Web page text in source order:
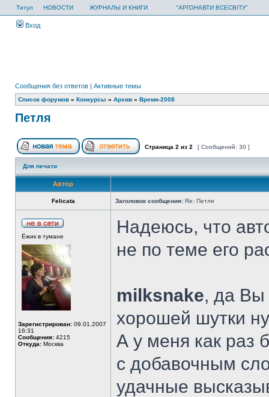
Титул НОВОСТИ ЖУРНАЛЫ И КНИГИ "АРГОНАВТИ ВСЕСВІТУ"
Вход
Сообщения без ответов | Активные темы
Список форумов » Конкурсы » Архив » Время-2008
Петля
Страница 2 из 2 [ Сообщений: 30 ]
Для печати
Автор
Felicata Заголовок сообщения: Re: Петля
Ёжик в тумане
Зарегистрирован: 09.01.2007
16:31
Сообщения: 4215
Откуда: Москва
Надеюсь, что
не по теме его
milksnake, да Вы
хорошей шутки
А у меня как раз
с добавочным
удачные